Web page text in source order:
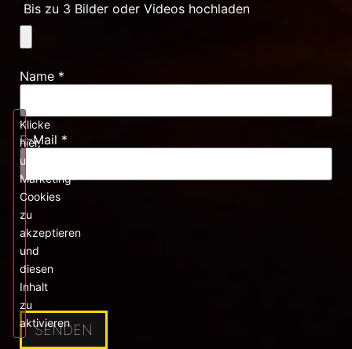
Bis zu 3 Bilder oder Videos hochladen
Name *
E-Mail *
Klicke
hier,
um
Marketing-
Cookies
zu
akzeptieren
und
diesen
Inhalt
zu
aktivieren